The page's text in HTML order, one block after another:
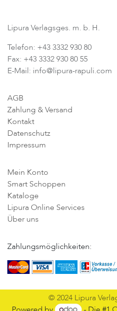
Lipura Verlagsges. m. b. H.
Telefon: +43 3332 930 80
Fax: +43 3332 930 80 55
E-Mail: info@lipura-rapuli.com
AGB
Zahlung & Versand
Kontakt
Datenschutz
Impressum
Mein Konto
Smart Schoppen
Kataloge
Lipura Online Services
Über uns
Zahlungsmöglichkeiten:
© 2024 Lipura